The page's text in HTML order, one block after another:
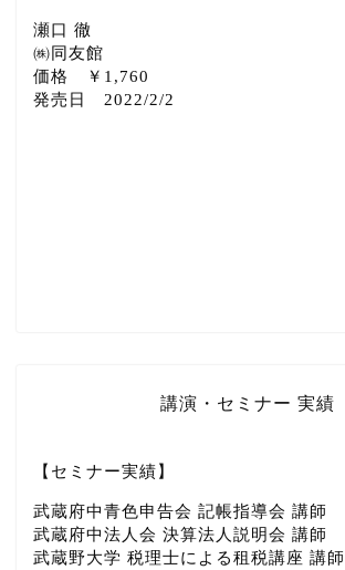
瀬口 徹
㈱同友館
価格 ￥1,760
発売日 2022/2/2
講演・セミナー 実績
【セミナー実績】
武蔵府中青色申告会 記帳指導会 講師
武蔵府中法人会 決算法人説明会 講師
武蔵野大学 税理士による租税講座 講師